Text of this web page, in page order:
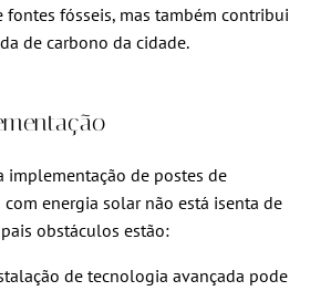
fontes fósseis, mas também contribui
de carbono da cidade.
implementação de postes de
energia solar não está isenta de
obstáculos estão:
de tecnologia avançada pode